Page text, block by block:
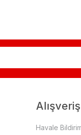
Alışveriş
Havale